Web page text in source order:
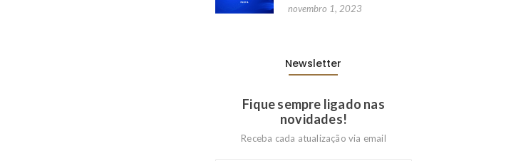
novembro 1, 2023
Newsletter
Fique sempre ligado nas
novidades!
Receba cada atualização via email